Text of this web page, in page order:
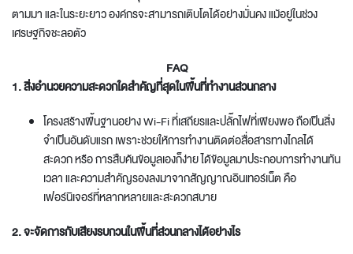
ตามมา และในระยะยาว องค์กรจะสามารถเติบโตได้อย่างมั่นคง แม้อยู่ในช่วง
เศรษฐกิจชะลอตัว
FAQ
1. สิ่งอำนวยความสะดวกใดสำคัญที่สุดในพื้นที่ทำงานส่วนกลาง
โครงสร้างพื้นฐานอย่าง Wi-Fi ที่เสถียรและปลั๊กไฟที่เพียงพอ ถือเป็นสิ่ง
จำเป็นอันดับแรก เพราะช่วยให้การทำงานติดต่อสื่อสารทางไกลได้
สะดวก หรือ การสืบค้นข้อมูลเองก็ง่าย ได้ข้อมูลมาประกอบการทำงานทัน
เวลา และความสำคัญรองลงมาจากสัญญาณอินเทอร์เน็ต คือ
เฟอร์นิเจอร์ที่หลากหลายและสะดวกสบาย
2. จะจัดการกับเสียงรบกวนในพื้นที่ส่วนกลางได้อย่างไร